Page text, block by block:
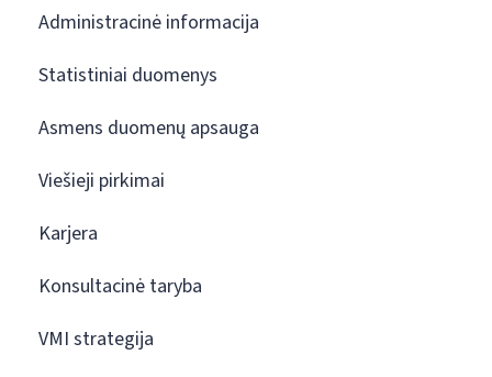
Administracinė informacija
Statistiniai duomenys
Asmens duomenų apsauga
Viešieji pirkimai
Karjera
Konsultacinė taryba
VMI strategija